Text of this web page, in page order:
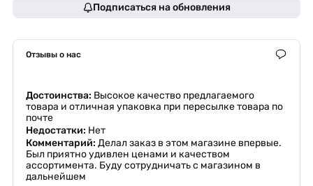
Подписаться на обновления
Отзывы о нас
Достоинства: Высокое качество предлагаемого
товара и отличная упаковка при пересылке товара по
почте
Недостатки: Нет
Комментарий: Делал заказ в этом магазине впервые.
Был приятно удивлен ценами и качеством
ассортимента. Буду сотрудничать с магазином в
дальнейшем